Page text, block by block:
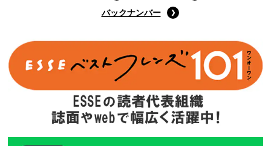
Amazonで購入する
次回予告
年間定期購読
バックナンバー